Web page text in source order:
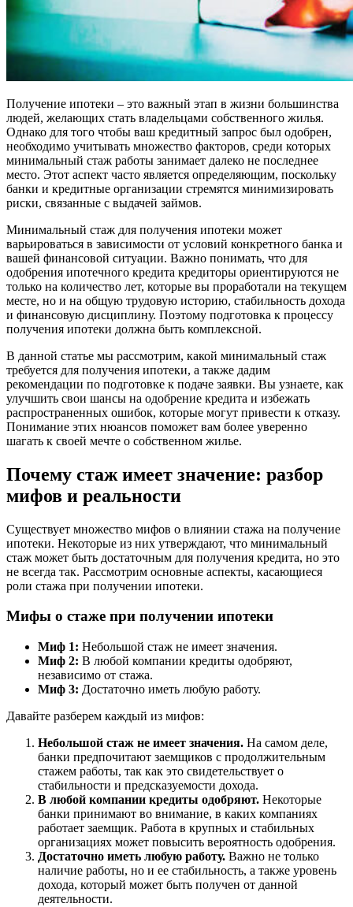
Получение ипотеки – это важный этап в жизни большинства
людей, желающих стать владельцами собственного жилья.
Однако для того чтобы ваш кредитный запрос был одобрен,
необходимо учитывать множество факторов, среди которых
минимальный стаж работы занимает далеко не последнее
место. Этот аспект часто является определяющим, поскольку
банки и кредитные организации стремятся минимизировать
риски, связанные с выдачей займов.
Минимальный стаж для получения ипотеки может
варьироваться в зависимости от условий конкретного банка и
вашей финансовой ситуации. Важно понимать, что для
одобрения ипотечного кредита кредиторы ориентируются не
только на количество лет, которые вы проработали на текущем
месте, но и на общую трудовую историю, стабильность дохода
и финансовую дисциплину. Поэтому подготовка к процессу
получения ипотеки должна быть комплексной.
В данной статье мы рассмотрим, какой минимальный стаж
требуется для получения ипотеки, а также дадим
рекомендации по подготовке к подаче заявки. Вы узнаете, как
улучшить свои шансы на одобрение кредита и избежать
распространенных ошибок, которые могут привести к отказу.
Понимание этих нюансов поможет вам более уверенно
шагать к своей мечте о собственном жилье.
Почему стаж имеет значение: разбор
мифов и реальности
Существует множество мифов о влиянии стажа на получение
ипотеки. Некоторые из них утверждают, что минимальный
стаж может быть достаточным для получения кредита, но это
не всегда так. Рассмотрим основные аспекты, касающиеся
роли стажа при получении ипотеки.
Мифы о стаже при получении ипотеки
Миф 1: Небольшой стаж не имеет значения.
Миф 2: В любой компании кредиты одобряют,
независимо от стажа.
Миф 3: Достаточно иметь любую работу.
Давайте разберем каждый из мифов:
Небольшой стаж не имеет значения. На самом деле,
банки предпочитают заемщиков с продолжительным
стажем работы, так как это свидетельствует о
стабильности и предсказуемости дохода.
В любой компании кредиты одобряют. Некоторые
банки принимают во внимание, в каких компаниях
работает заемщик. Работа в крупных и стабильных
организациях может повысить вероятность одобрения.
Достаточно иметь любую работу. Важно не только
наличие работы, но и ее стабильность, а также уровень
дохода, который может быть получен от данной
деятельности.